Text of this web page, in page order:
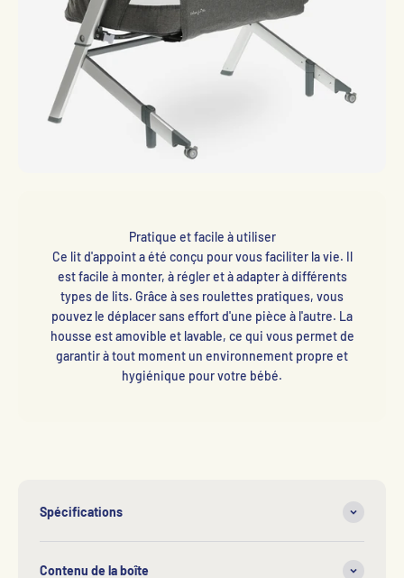
Pratique et facile à utiliser
Ce lit d'appoint a été conçu pour vous faciliter la vie. Il
est facile à monter, à régler et à adapter à différents
types de lits. Grâce à ses roulettes pratiques, vous
pouvez le déplacer sans effort d'une pièce à l'autre. La
housse est amovible et lavable, ce qui vous permet de
garantir à tout moment un environnement propre et
hygiénique pour votre bébé.
Spécifications
Contenu de la boîte